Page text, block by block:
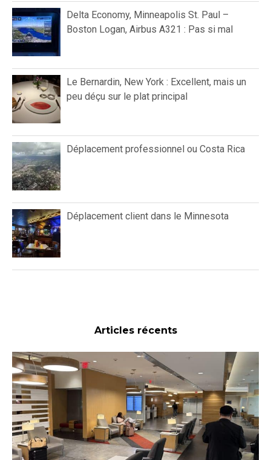
Delta Economy, Minneapolis St. Paul –
Boston Logan, Airbus A321 : Pas si mal
Le Bernardin, New York : Excellent, mais un
peu déçu sur le plat principal
Déplacement professionnel ou Costa Rica
Déplacement client dans le Minnesota
Articles récents